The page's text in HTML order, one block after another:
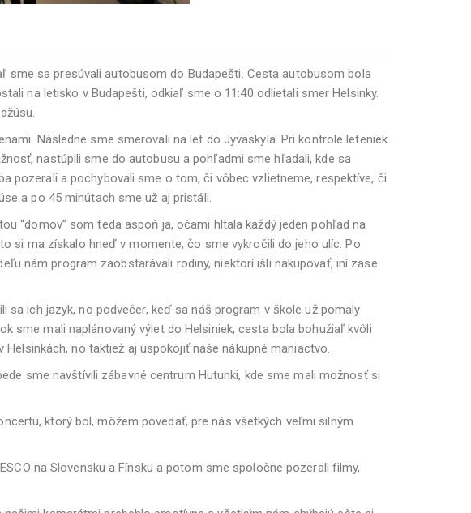
sme sa presúvali autobusom do Budapešti. Cesta autobusom bola
na letisko v Budapešti, odkiaľ sme o 11:40 odlietali smer Helsinky.
Následne sme smerovali na let do Jyväskylä. Pri kontrole leteniek
nastúpili sme do autobusu a pohľadmi sme hľadali, kde sa
pozerali a pochybovali sme o tom, či vôbec vzlietneme, respektíve, či
a po 45 minútach sme už aj pristáli.
“domov” som teda aspoň ja, očami hltala každý jeden pohľad na
si ma získalo hneď v momente, čo sme vykročili do jeho ulíc. Po
nám program zaobstarávali rodiny, niektorí išli nakupovať, iní zase
ich jazyk, no podvečer, keď sa náš program v škole už pomaly
sme mali naplánovaný výlet do Helsiniek, cesta bola bohužiaľ kvôli
no taktiež aj uspokojiť naše nákupné maniactvo.
sme navštívili zábavné centrum Hutunki, kde sme mali možnosť si
ktorý bol, môžem povedať, pre nás všetkých veľmi silným
na Slovensku a Fínsku a potom sme spoločne pozerali filmy,